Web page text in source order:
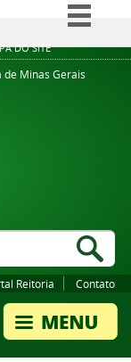
DO SITE
BR
de Minas Gerais
Reitoria Contato